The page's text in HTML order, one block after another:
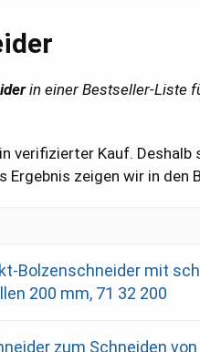
in einer Bestseller-Liste
verifizierter Kauf. Deshalb
Ergebnis zeigen wir in den
Bolzenschneider mit
200 mm, 71 32 200
zum Schneiden von